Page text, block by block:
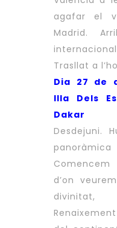
agafar el
Madrid.
Trasllat a
Dia 27 de
Illa Dels
Dakar
Desdejuni.
d’on